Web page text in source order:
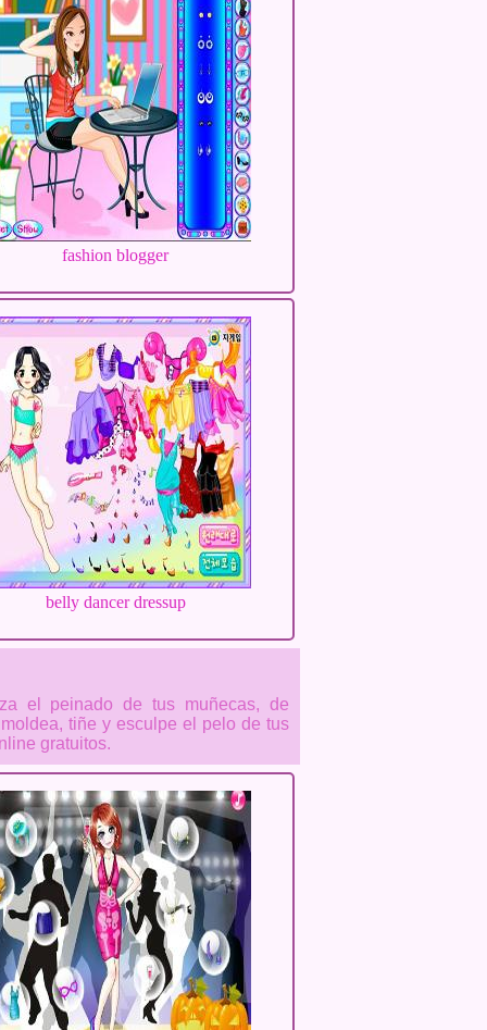
fashion blogger
belly dancer dressup
el peinado de tus muñecas, de
tiñe y esculpe el pelo de tus
gratuitos.